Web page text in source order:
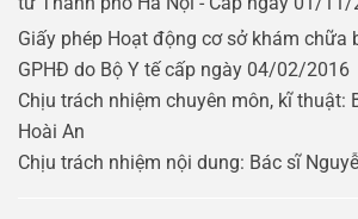
Giấy phép Hoạt động cơ sở khám chữa
GPHĐ do Bộ Y tế cấp ngày 04/02/2016
Chịu trách nhiệm chuyên môn, kĩ thuật:
Hoài An
Chịu trách nhiệm nội dung: Bác sĩ